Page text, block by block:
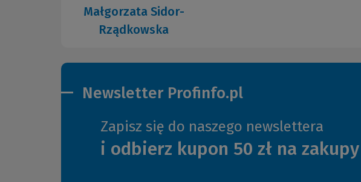
Małgorzata Sidor-
Rządkowska
Newsletter Profinfo.pl
Zapisz się do naszego newslettera
i odbierz kupon 50 zł na zakupy